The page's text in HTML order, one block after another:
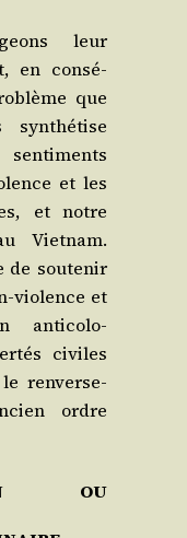
leur
en consé­
que
syn­thé­tise
et les
et notre
Viet­nam.
de sou­te­nir
vio­lence et
anti­co­lo­
civiles
ren­ver­se­
ordre
OU